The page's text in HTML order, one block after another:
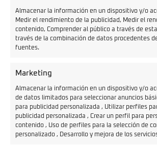
Almacenar la información en un dispositivo y/o
Medir el rendimiento de la publicidad, Medir el
contenido, Comprender al público a través de
través de la combinación de datos procedentes
fuentes.
Marketing
Almacenar la información en un dispositivo y/o
de datos limitados para seleccionar anuncios
para publicidad personalizada , Utilizar perfiles
publicidad personalizada , Crear un perfil para
contenido , Uso de perfiles para la selección de
personalizado , Desarrollo y mejora de los
regenerativa. Se encuentran en los
pulgadas que monta el CUx tanto
Una cómoda suspensión cierra el
ha conseguido un perfecto equilibrio
términos de iluminación,con un gran
LED de diseño elípticoque se
con una iluminación también LED con
tridimensional bastante visual. Como